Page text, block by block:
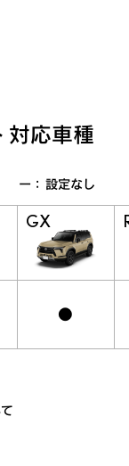
対応車種
ー： 設定なし
GX
●